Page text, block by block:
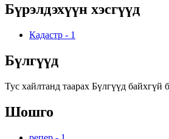
Бүрэлдэхүүн хэсгүүд
Кадастр - 1
Бүлгүүд
Тус хайлтанд таарах Бүлгүүд байхгүй
Шошго